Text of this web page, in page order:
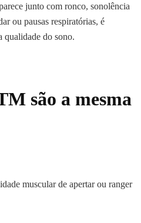
junto com ronco, sonolência
ou pausas respiratórias, é
qualidade do sono.
são a mesma
muscular de apertar ou ranger